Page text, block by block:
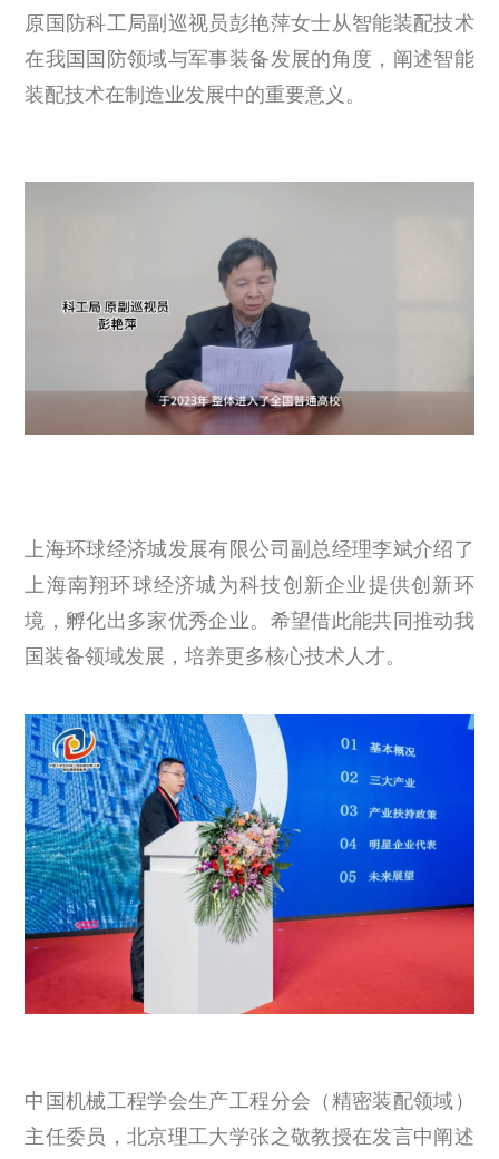
原国防科工局副巡视员彭艳萍女士从智能装配技术
在我国国防领域与军事装备发展的角度，阐述智能
装配技术在制造业发展中的重要意义。
上海环球经济城发展有限公司副总经理李斌介绍了
上海南翔环球经济城为科技创新企业提供创新环
境，孵化出多家优秀企业。希望借此能共同推动我
国装备领域发展，培养更多核心技术人才。
中国机械工程学会生产工程分会（精密装配领域）
主任委员，北京理工大学张之敬教授在发言中阐述